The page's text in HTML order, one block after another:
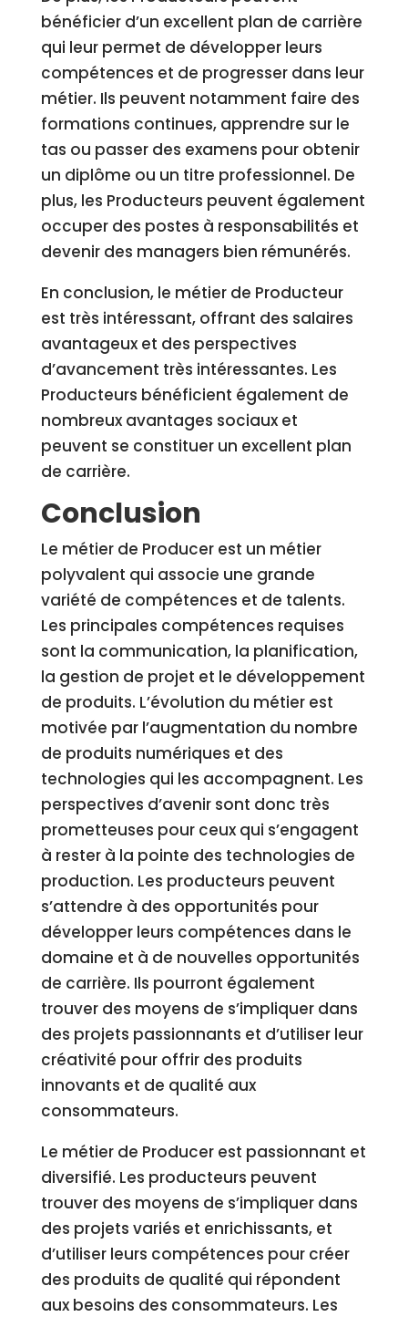
bénéficier d’un excellent plan de carrière
qui leur permet de développer leurs
compétences et de progresser dans leur
métier. Ils peuvent notamment faire des
formations continues, apprendre sur le
tas ou passer des examens pour obtenir
un diplôme ou un titre professionnel. De
plus, les Producteurs peuvent également
occuper des postes à responsabilités et
devenir des managers bien rémunérés.
En conclusion, le métier de Producteur
est très intéressant, offrant des salaires
avantageux et des perspectives
d’avancement très intéressantes. Les
Producteurs bénéficient également de
nombreux avantages sociaux et
peuvent se constituer un excellent plan
de carrière.
Conclusion
Le métier de Producer est un métier
polyvalent qui associe une grande
variété de compétences et de talents.
Les principales compétences requises
sont la communication, la planification,
la gestion de projet et le développement
de produits. L’évolution du métier est
motivée par l’augmentation du nombre
de produits numériques et des
technologies qui les accompagnent. Les
perspectives d’avenir sont donc très
prometteuses pour ceux qui s’engagent
à rester à la pointe des technologies de
production. Les producteurs peuvent
s’attendre à des opportunités pour
développer leurs compétences dans le
domaine et à de nouvelles opportunités
de carrière. Ils pourront également
trouver des moyens de s’impliquer dans
des projets passionnants et d’utiliser leur
créativité pour offrir des produits
innovants et de qualité aux
consommateurs.
Le métier de Producer est passionnant et
diversifié. Les producteurs peuvent
trouver des moyens de s’impliquer dans
des projets variés et enrichissants, et
d’utiliser leurs compétences pour créer
des produits de qualité qui répondent
aux besoins des consommateurs. Les